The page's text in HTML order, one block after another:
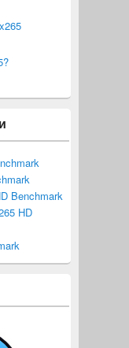
Benchmark
HD